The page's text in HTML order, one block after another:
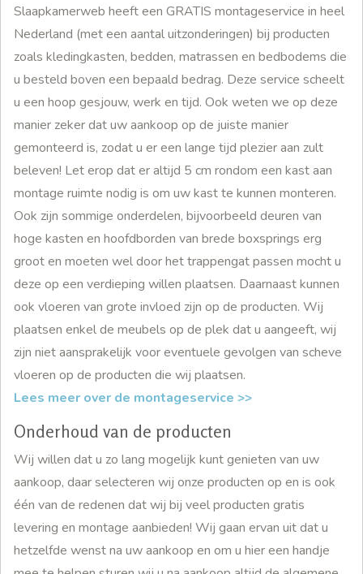
Slaapkamerweb heeft een GRATIS montageservice in heel
Nederland (met een aantal uitzonderingen) bij producten
zoals kledingkasten, bedden, matrassen en bedbodems die
u besteld boven een bepaald bedrag. Deze service scheelt
u een hoop gesjouw, werk en tijd. Ook weten we op deze
manier zeker dat uw aankoop op de juiste manier
gemonteerd is, zodat u er een lange tijd plezier aan zult
beleven! Let erop dat er altijd 5 cm rondom een kast aan
montage ruimte nodig is om uw kast te kunnen monteren.
Ook zijn sommige onderdelen, bijvoorbeeld deuren van
hoge kasten en hoofdborden van brede boxsprings erg
groot en moeten wel door het trappengat passen mocht u
deze op een verdieping willen plaatsen. Daarnaast kunnen
ook vloeren van grote invloed zijn op de producten. Wij
plaatsen enkel de meubels op de plek dat u aangeeft, wij
zijn niet aansprakelijk voor eventuele gevolgen van scheve
vloeren op de producten die wij plaatsen.
Lees meer over de montageservice >>
Onderhoud van de producten
Wij willen dat u zo lang mogelijk kunt genieten van uw
aankoop, daar selecteren wij onze producten op en is ook
één van de redenen dat wij bij veel producten gratis
levering en montage aanbieden! Wij gaan ervan uit dat u
hetzelfde wenst na uw aankoop en om u hier een handje